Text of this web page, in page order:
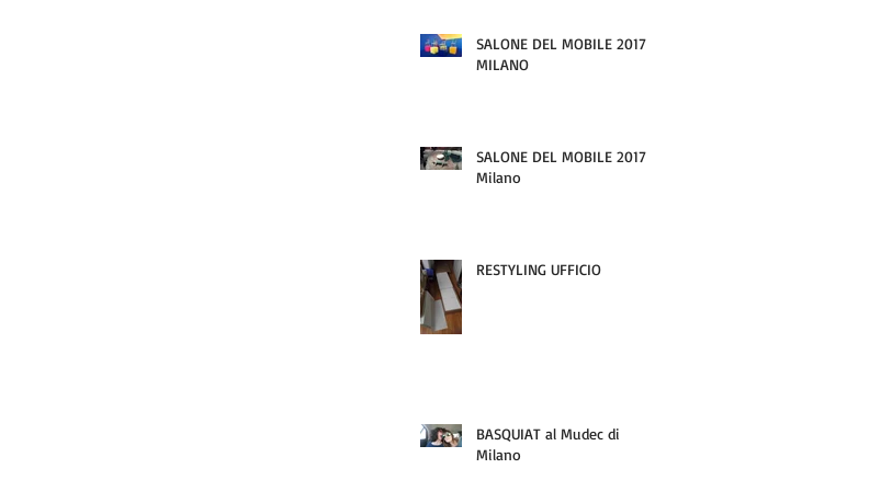
SALONE DEL MOBILE 2017-
MILANO
SALONE DEL MOBILE 2017 -
Milano
RESTYLING UFFICIO
BASQUIAT al Mudec di
Milano